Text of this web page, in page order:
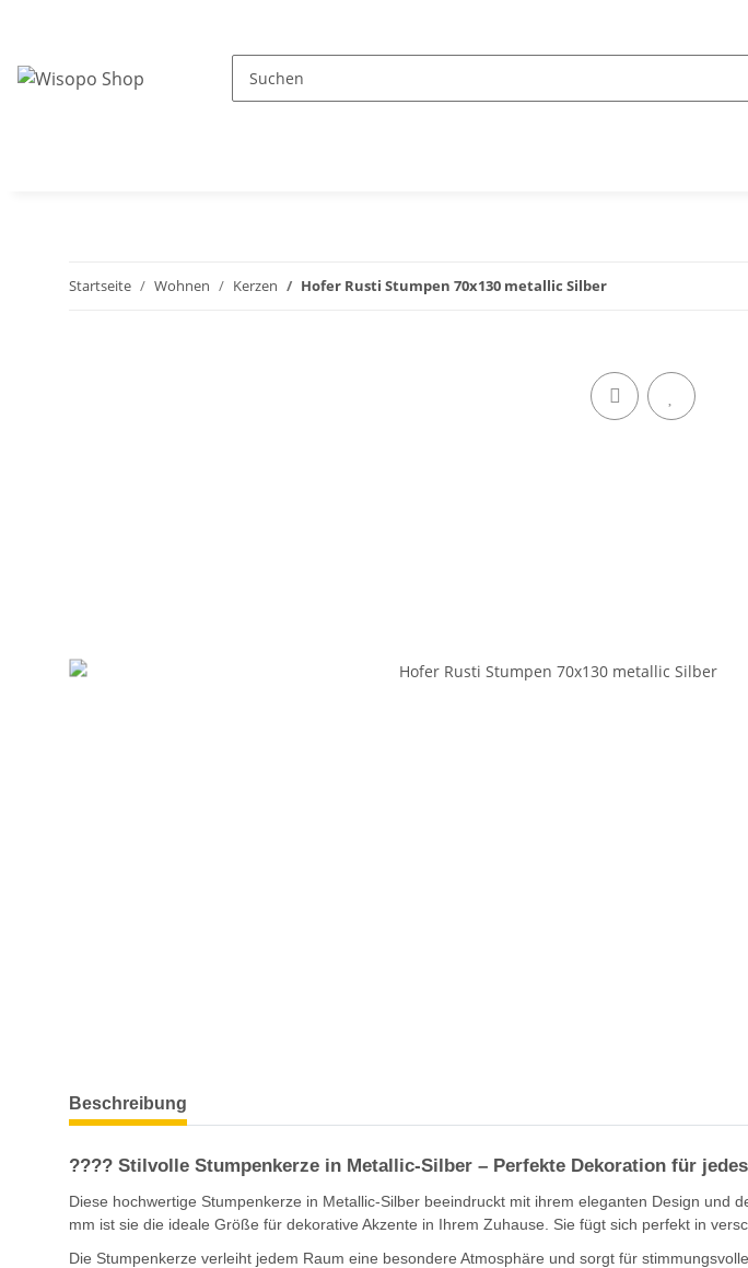
Startseite Wohnen Kerzen Hofer Rusti Stumpen 70x130 metallic Silber
Beschreibung
???? Stilvolle Stumpenkerze in Metallic-Silber – Perfekte Dekoration für
Diese hochwertige Stumpenkerze in Metallic-Silber beeindruckt mit ihrem eleganten Design
mm ist sie die ideale Größe für dekorative Akzente in Ihrem Zuhause. Sie fügt sich perfekt in
Die Stumpenkerze verleiht jedem Raum eine besondere Atmosphäre und sorgt für